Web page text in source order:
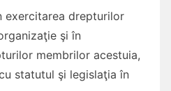
exercitarea drepturilor
şi în
membrilor acestuia,
statutul şi legislaţia în